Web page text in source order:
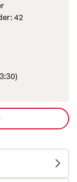
liv – så er Hotel
42